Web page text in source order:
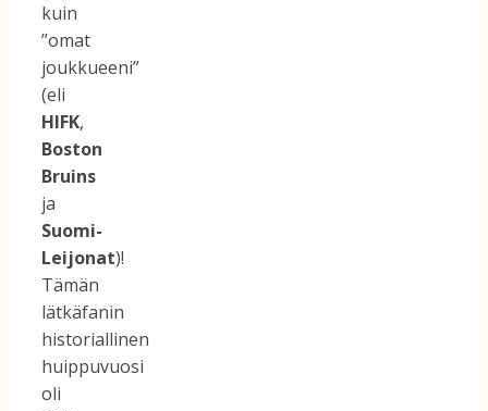
kuin
”omat
joukkueeni”
(eli
HIFK,
Boston
Bruins
ja
Suomi-
Leijonat)!
Tämän
lätkäfanin
historiallinen
huippuvuosi
oli